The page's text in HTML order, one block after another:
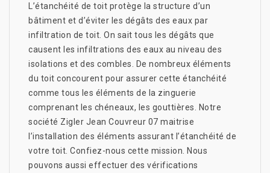
L’étanchéité de toit protège la structure d’un
bâtiment et d’éviter les dégâts des eaux par
infiltration de toit. On sait tous les dégâts que
causent les infiltrations des eaux au niveau des
isolations et des combles. De nombreux éléments
du toit concourent pour assurer cette étanchéité
comme tous les éléments de la zinguerie
comprenant les chéneaux, les gouttières. Notre
société Zigler Jean Couvreur 07 maitrise
l’installation des éléments assurant l’étanchéité de
votre toit. Confiez-nous cette mission. Nous
pouvons aussi effectuer des vérifications